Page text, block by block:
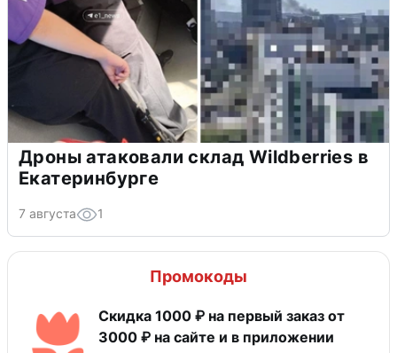
Дроны атаковали склад Wildberries в
Екатеринбурге
7 августа 1
Промокоды
Скидка 1000 ₽ на первый заказ от
3000 ₽ на сайте и в приложении